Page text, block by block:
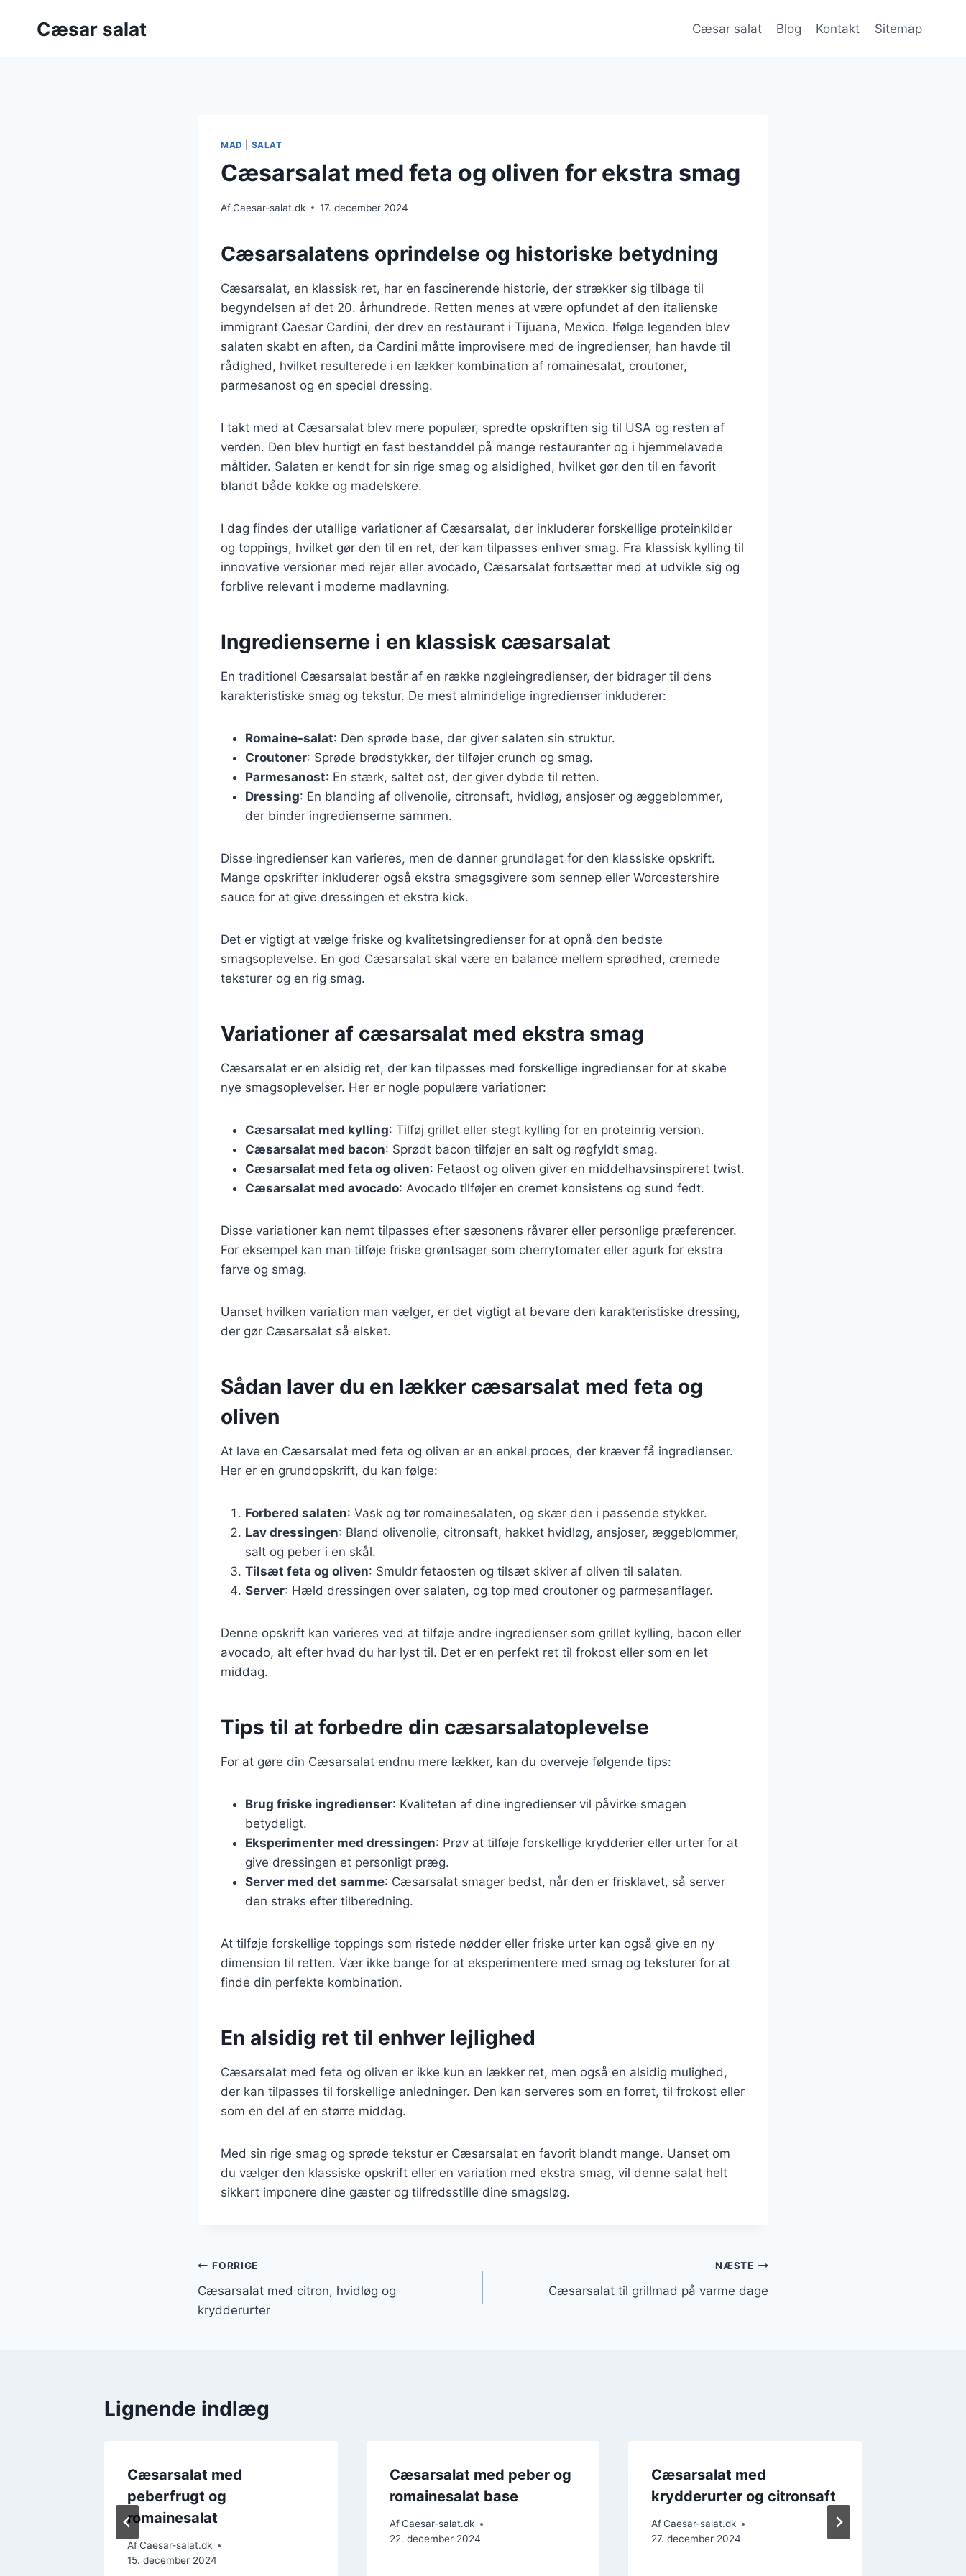
Cæsar salat Cæsar salat Blog Kontakt Sitemap
MAD SALAT
Cæsarsalat med feta og oliven for ekstra smag
AfCaesar-salat.dk 17. december 2024
Cæsarsalatens oprindelse og historiske betydning
Cæsarsalat, en klassisk ret, har en fascinerende historie, der strækker sig tilbage til
begyndelsen af det 20. århundrede. Retten menes at være opfundet af den italienske
immigrant Caesar Cardini, der drev en restaurant i Tijuana, Mexico. Ifølge legenden blev
salaten skabt en aften, da Cardini måtte improvisere med de ingredienser, han havde til
rådighed, hvilket resulterede i en lækker kombination af romainesalat, croutoner,
parmesanost og en speciel dressing.
I takt med at Cæsarsalat blev mere populær, spredte opskriften sig til USA og resten af
verden. Den blev hurtigt en fast bestanddel på mange restauranter og i hjemmelavede
måltider. Salaten er kendt for sin rige smag og alsidighed, hvilket gør den til en favorit
blandt både kokke og madelskere.
I dag findes der utallige variationer af Cæsarsalat, der inkluderer forskellige proteinkilder
og toppings, hvilket gør den til en ret, der kan tilpasses enhver smag. Fra klassisk kylling til
innovative versioner med rejer eller avocado, Cæsarsalat fortsætter med at udvikle sig og
forblive relevant i moderne madlavning.
Ingredienserne i en klassisk cæsarsalat
En traditionel Cæsarsalat består af en række nøgleingredienser, der bidrager til dens
karakteristiske smag og tekstur. De mest almindelige ingredienser inkluderer:
Romaine-salat: Den sprøde base, der giver salaten sin struktur.
Croutoner: Sprøde brødstykker, der tilføjer crunch og smag.
Parmesanost: En stærk, saltet ost, der giver dybde til retten.
Dressing: En blanding af olivenolie, citronsaft, hvidløg, ansjoser og æggeblommer,
der binder ingredienserne sammen.
Disse ingredienser kan varieres, men de danner grundlaget for den klassiske opskrift.
Mange opskrifter inkluderer også ekstra smagsgivere som sennep eller Worcestershire
sauce for at give dressingen et ekstra kick.
Det er vigtigt at vælge friske og kvalitetsingredienser for at opnå den bedste
smagsoplevelse. En god Cæsarsalat skal være en balance mellem sprødhed, cremede
teksturer og en rig smag.
Variationer af cæsarsalat med ekstra smag
Cæsarsalat er en alsidig ret, der kan tilpasses med forskellige ingredienser for at skabe
nye smagsoplevelser. Her er nogle populære variationer:
Cæsarsalat med kylling: Tilføj grillet eller stegt kylling for en proteinrig version.
Cæsarsalat med bacon: Sprødt bacon tilføjer en salt og røgfyldt smag.
Cæsarsalat med feta og oliven: Fetaost og oliven giver en middelhavsinspireret twist.
Cæsarsalat med avocado: Avocado tilføjer en cremet konsistens og sund fedt.
Disse variationer kan nemt tilpasses efter sæsonens råvarer eller personlige præferencer.
For eksempel kan man tilføje friske grøntsager som cherrytomater eller agurk for ekstra
farve og smag.
Uanset hvilken variation man vælger, er det vigtigt at bevare den karakteristiske dressing,
der gør Cæsarsalat så elsket.
Sådan laver du en lækker cæsarsalat med feta og
oliven
At lave en Cæsarsalat med feta og oliven er en enkel proces, der kræver få ingredienser.
Her er en grundopskrift, du kan følge:
Forbered salaten: Vask og tør romainesalaten, og skær den i passende stykker.
Lav dressingen: Bland olivenolie, citronsaft, hakket hvidløg, ansjoser, æggeblommer,
salt og peber i en skål.
Tilsæt feta og oliven: Smuldr fetaosten og tilsæt skiver af oliven til salaten.
Server: Hæld dressingen over salaten, og top med croutoner og parmesanflager.
Denne opskrift kan varieres ved at tilføje andre ingredienser som grillet kylling, bacon eller
avocado, alt efter hvad du har lyst til. Det er en perfekt ret til frokost eller som en let
middag.
Tips til at forbedre din cæsarsalatoplevelse
For at gøre din Cæsarsalat endnu mere lækker, kan du overveje følgende tips:
Brug friske ingredienser: Kvaliteten af dine ingredienser vil påvirke smagen
betydeligt.
Eksperimenter med dressingen: Prøv at tilføje forskellige krydderier eller urter for at
give dressingen et personligt præg.
Server med det samme: Cæsarsalat smager bedst, når den er frisklavet, så server
den straks efter tilberedning.
At tilføje forskellige toppings som ristede nødder eller friske urter kan også give en ny
dimension til retten. Vær ikke bange for at eksperimentere med smag og teksturer for at
finde din perfekte kombination.
En alsidig ret til enhver lejlighed
Cæsarsalat med feta og oliven er ikke kun en lækker ret, men også en alsidig mulighed,
der kan tilpasses til forskellige anledninger. Den kan serveres som en forret, til frokost eller
som en del af en større middag.
Med sin rige smag og sprøde tekstur er Cæsarsalat en favorit blandt mange. Uanset om
du vælger den klassiske opskrift eller en variation med ekstra smag, vil denne salat helt
sikkert imponere dine gæster og tilfredsstille dine smagsløg.
Indlægsnavigation
FORRIGE
Cæsarsalat med citron, hvidløg og
krydderurter
NÆSTE
Cæsarsalat til grillmad på varme dage
Lignende indlæg
Cæsarsalat med
peberfrugt og
romainesalat
AfCaesar-salat.dk
15. december 2024
Cæsarsalat med peber og
romainesalat base
Af Caesar-salat.dk
22. december 2024
Cæsarsalat med
krydderurter og citronsaft
Af Caesar-salat.dk
27. december 2024